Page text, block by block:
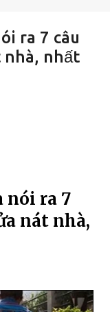
ra 7 câu
nhà, nhất
nói ra 7
nát nhà,